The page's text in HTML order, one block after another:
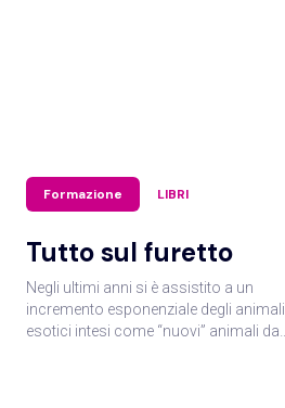
Formazione LIBRI
Tutto sul furetto
Negli ultimi anni si è assistito a un
incremento esponenziale degli animali
esotici intesi come “nuovi” animali da